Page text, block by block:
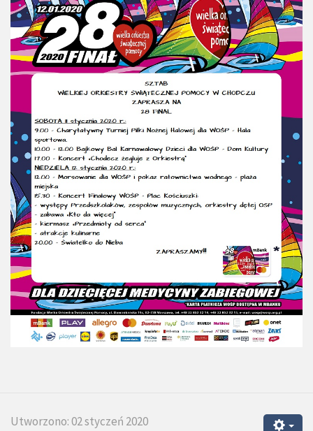
Utworzono: 02 styczeń 2020